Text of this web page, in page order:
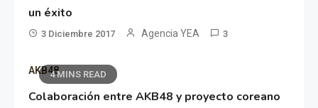
un éxito
3 Diciembre 2017 Agencia YEA 3
4 MINS READ
AKB48
Colaboración entre AKB48 y proyecto coreano